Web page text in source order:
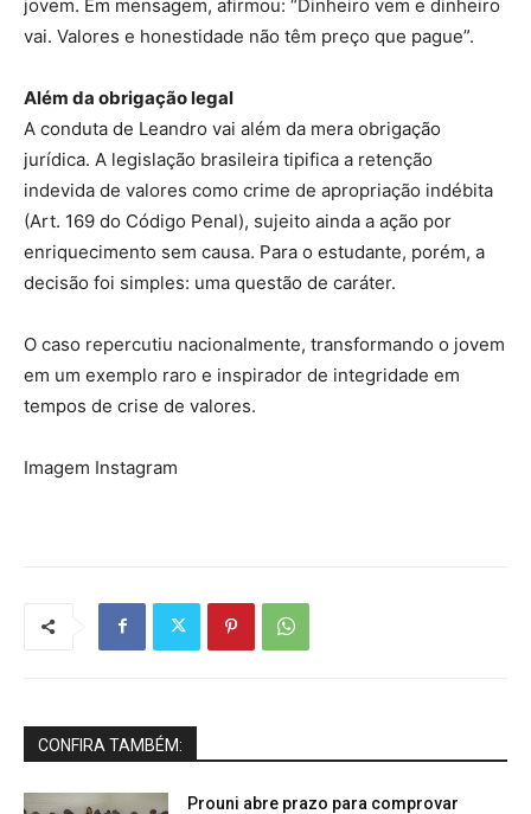
jovem. Em mensagem, afirmou: “Dinheiro vem e dinheiro
vai. Valores e honestidade não têm preço que pague”.
Além da obrigação legal
A conduta de Leandro vai além da mera obrigação
jurídica. A legislação brasileira tipifica a retenção
indevida de valores como crime de apropriação indébita
(Art. 169 do Código Penal), sujeito ainda a ação por
enriquecimento sem causa. Para o estudante, porém, a
decisão foi simples: uma questão de caráter.
O caso repercutiu nacionalmente, transformando o jovem
em um exemplo raro e inspirador de integridade em
tempos de crise de valores.
Imagem Instagram
CONFIRA TAMBÉM:
Prouni abre prazo para comprovar